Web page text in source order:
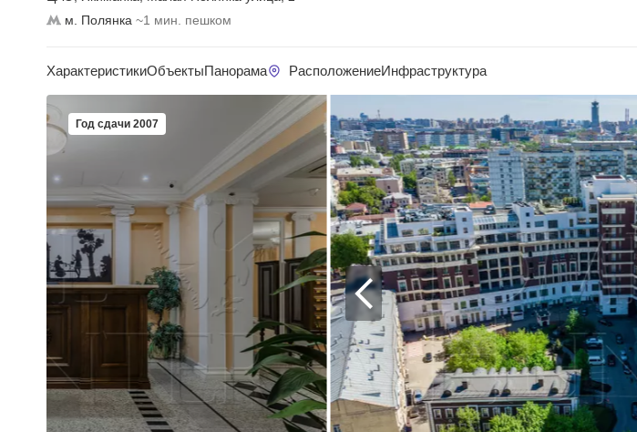
м. Полянка ~1 мин. пешком
ХарактеристикиОбъектыПанорама РасположениеИнфраструктура
Год сдачи 2007